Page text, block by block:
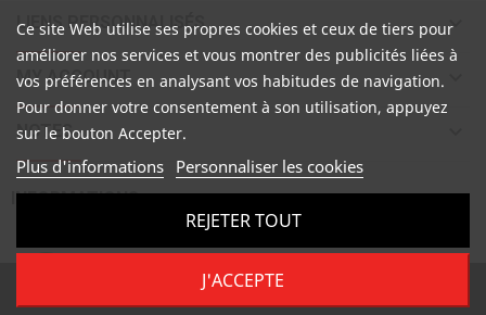
LIENS PERSONNALISÉS keyboard_arrow_down
MY ACCOUNT keyboard_arrow_down
NOTES
INFORMATIONS 
Ce site Web utilise ses propres cookies et ceux de tiers pour
améliorer nos services et vous montrer des publicités liées à
vos préférences en analysant vos habitudes de navigation.
Pour donner votre consentement à son utilisation, appuyez
sur le bouton Accepter.
Plus d'informations Personnaliser les cookies
REJETER TOUT
J'ACCEPTE
Your Spanish Corner. Todos los derechos reservados